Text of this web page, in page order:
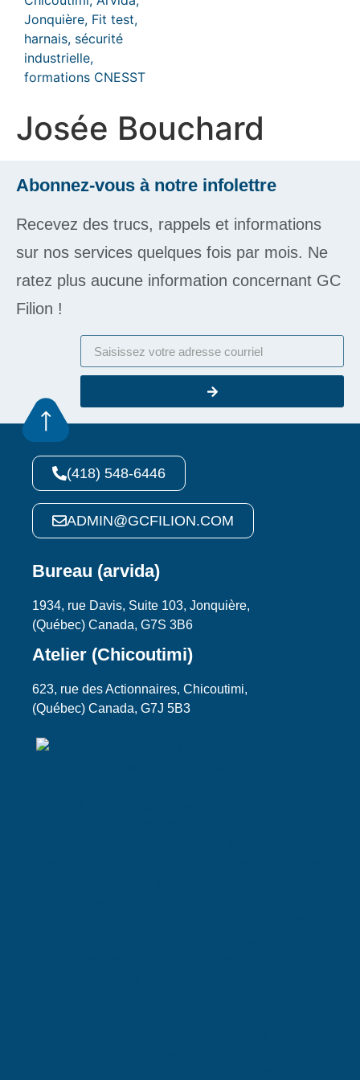
Josée Bouchard
Abonnez-vous à notre infolettre
Recevez des trucs, rappels et informations
sur nos services quelques fois par mois. Ne
ratez plus aucune information concernant GC
Filion !
(418) 548-6446
ADMIN@GCFILION.COM
Bureau (arvida)
1934, rue Davis, Suite 103, Jonquière,
(Québec) Canada, G7S 3B6
Atelier (Chicoutimi)
623, rue des Actionnaires, Chicoutimi,
(Québec) Canada, G7J 5B3